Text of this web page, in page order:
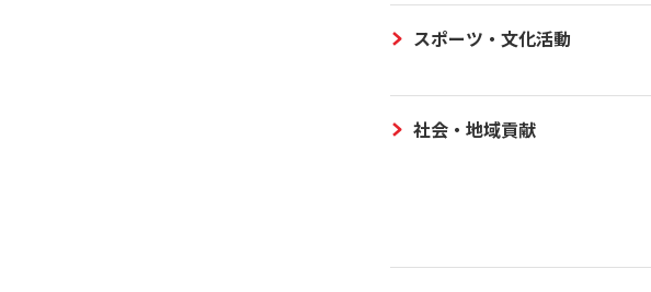
スポーツ・文化活動
社会・地域貢献